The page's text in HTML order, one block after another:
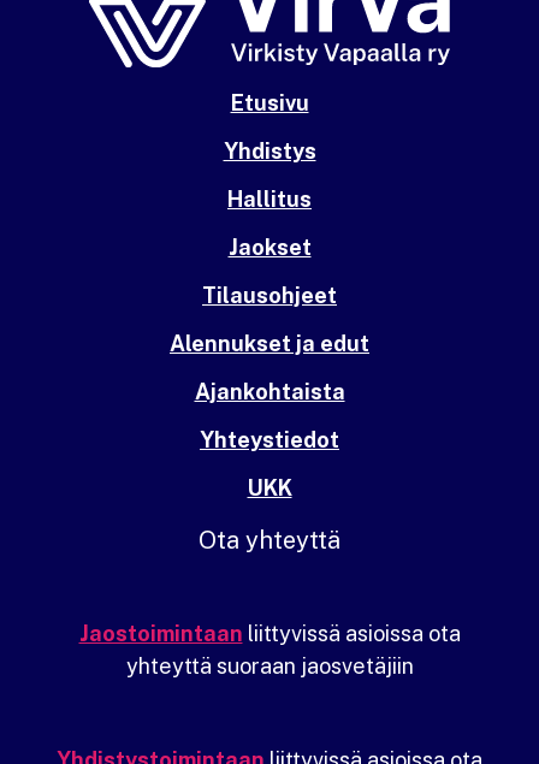
Etusivu
Yhdistys
Hallitus
Jaokset
Tilausohjeet
Alennukset ja edut
Ajankohtaista
Yhteystiedot
UKK
Ota yhteyttä
Jaostoimintaan liittyvissä asioissa ota
yhteyttä suoraan jaosvetäjiin